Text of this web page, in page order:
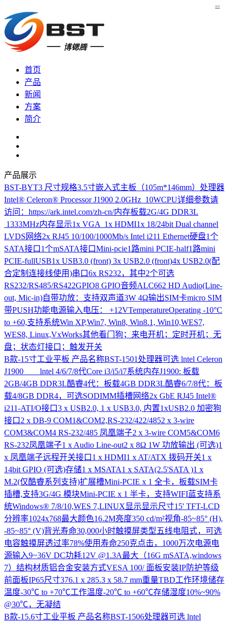
EN
首页
产品
新闻
方案
简介
产品展示
BST-BYT3 尺寸规格3.5寸嵌入式主板（105m*146mm）处理器
Intel® Celeron® Processor J1900 2.0GHz 10WCPU详细参数请
访问：https://ark.intel.com/zh-cn/内存板载2G/4G DDR3L
1333MHz内存显示1x VGA 1x HDMI1x 18/24bit Dual channel
LVDS网络2x RJ45 10/100/1000Mb/s Intel i211 Ethernet硬盘1个
SATA接口1个mSATA接口Mini-pcie1路mini PCIE-half1路mini
PCIE-fullUSB1x USB3.0 (front) 3x USB2.0 (front)4x USB2.0(配
合定制连接线使用)串口6x RS232，其中2个可选
RS232/RS485/RS422GPIO8 GPIO音频ALC662 HD Audio(Line-
out, Mic-in)自带功放：支持双声道3W 4Ω输出SIM卡micro SIM
带PUSH功能电源输入电压： +12VTemperatureOperating -10°C
to +60,支持系统Win XP,Win7, Win8, Win8.1, Win10,WES7,
WES8, Linux,VxWorks其他看门狗；来电开机；定时开机；无
盘；状态灯接口；触发开关
B款-15寸工业平板 产品名称BST-1501处理器可选 lntel Celeron
J1900 lntel 4/6/7/8代Core i3/i5/i7系统内存J1900: 板载
2GB/4GB DDR3L酷睿4代：板载4GB DDR3L酷睿6/7/8代：板
载4/8GB DDR4，可选SODIMM插槽网络2x GbE RJ45 Intel®
i211-ATI/O接口3 x USB2.0, 1 x USB3.0, 内置1xUSB2.0 加密狗
接口2 x DB-9 COM1&COM2,RS-232/422/4852 x 3-wire
COM3&COM4 RS-232/485 凤凰端子2 x 3-wire COM5&COM6
RS-232凤凰端子1 x Audio Line-out2 x 8Ω 1W 功放输出 (可选)1
x 凤凰端子远程开关接口1 x HDMI1 x AT/ATX 拨码开关1 x
14bit GPIO (可选)存储1 x MSATA1 x SATA(2.5'SATA )1 x
M.2(仅酷睿系列支持)扩展槽Mini-PCIE x 1 全卡，板载SIM卡
插槽,支持3G/4G 模块Mini-PCIE x 1 半卡，支持WIFI蓝支持系
统Windows® 7/8/10,WES 7,LINUX显示显示尺寸15' TFT-LCD
分辨率1024x768最大颜色16.2M亮度350 cd/m²视角-85~85° (H),
-85~85° (V)背光寿命30,000小时触摸屏类型五线电阻式，可选
电容触摸屏透过率78%使用寿命250克点击，1000万次电源电
源输入9~36V DC功耗12V @1.3A最大（16G mSATA,windows
7）结构材质铝合金安装方式VESA 100/ 面板安装IP防护等级
前面板IP65尺寸376.1 x 285.3 x 58.7 mm重量TBD工作环境储存
温度-30℃ to +70℃工作温度-20℃ to +60℃存储湿度10%~90%
@30℃，无凝结
B款-15.6寸工业平板 产品名称BST-1506处理器可选 lntel